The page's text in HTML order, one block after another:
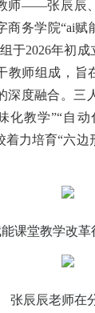
师——张辰辰
商务学院“ai赋
于2026年初成
教师组成，旨
深度融合。三
化教学”“自
着力培育“六边
能课堂教学改
张辰辰老师在